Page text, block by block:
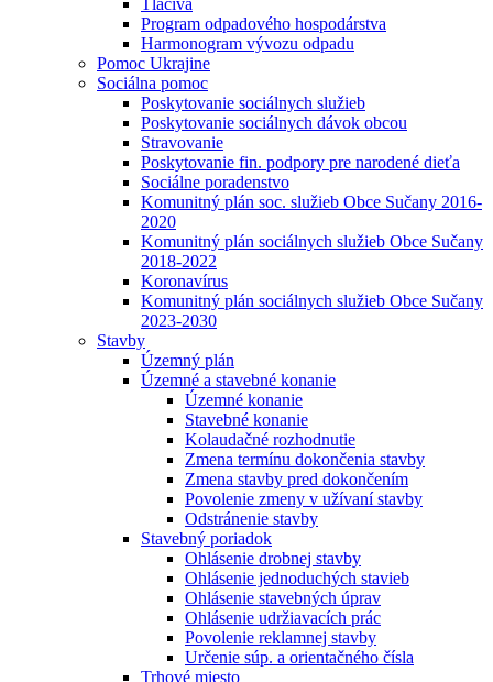
Tlačivá
Program odpadového hospodárstva
Harmonogram vývozu odpadu
Pomoc Ukrajine
Sociálna pomoc
Poskytovanie sociálnych služieb
Poskytovanie sociálnych dávok obcou
Stravovanie
Poskytovanie fin. podpory pre narodené dieťa
Sociálne poradenstvo
Komunitný plán soc. služieb Obce Sučany 2016-
2020
Komunitný plán sociálnych služieb Obce Sučany
2018-2022
Koronavírus
Komunitný plán sociálnych služieb Obce Sučany
2023-2030
Stavby
Územný plán
Územné a stavebné konanie
Územné konanie
Stavebné konanie
Kolaudačné rozhodnutie
Zmena termínu dokončenia stavby
Zmena stavby pred dokončením
Povolenie zmeny v užívaní stavby
Odstránenie stavby
Stavebný poriadok
Ohlásenie drobnej stavby
Ohlásenie jednoduchých stavieb
Ohlásenie stavebných úprav
Ohlásenie udržiavacích prác
Povolenie reklamnej stavby
Určenie súp. a orientačného čísla
Trhové miesto